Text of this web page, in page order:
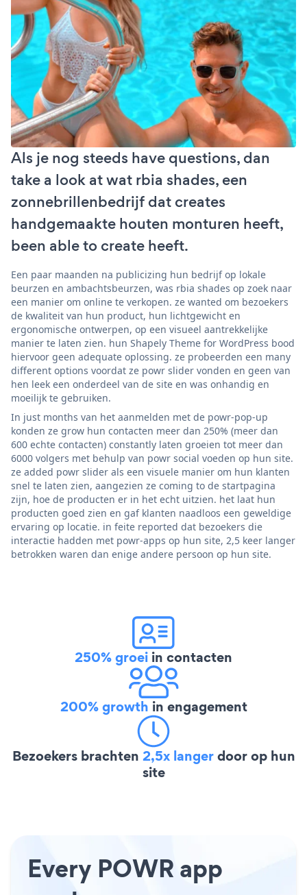
Als je nog steeds have questions, dan
take a look at wat rbia shades, een
zonnebrillenbedrijf dat creates
handgemaakte houten monturen heeft,
been able to create heeft.
Een paar maanden na publicizing hun bedrijf op lokale
beurzen en ambachtsbeurzen, was rbia shades op zoek naar
een manier om online te verkopen. ze wanted om bezoekers
de kwaliteit van hun product, hun lichtgewicht en
ergonomische ontwerpen, op een visueel aantrekkelijke
manier te laten zien. hun Shapely Theme for WordPress bood
hiervoor geen adequate oplossing. ze probeerden een many
different options voordat ze powr slider vonden en geen van
hen leek een onderdeel van de site en was onhandig en
moeilijk te gebruiken.
In just months van het aanmelden met de powr-pop-up
konden ze grow hun contacten meer dan 250% (meer dan
600 echte contacten) constantly laten groeien tot meer dan
6000 volgers met behulp van powr social voeden op hun site.
ze added powr slider als een visuele manier om hun klanten
snel te laten zien, aangezien ze coming to de startpagina
zijn, hoe de producten er in het echt uitzien. het laat hun
producten goed zien en gaf klanten naadloos een geweldige
ervaring op locatie. in feite reported dat bezoekers die
interactie hadden met powr-apps op hun site, 2,5 keer langer
betrokken waren dan enige andere persoon op hun site.
250% groei in contacten
200% growth in engagement
Bezoekers brachten 2,5x langerdoor op hun
site
Every POWR app